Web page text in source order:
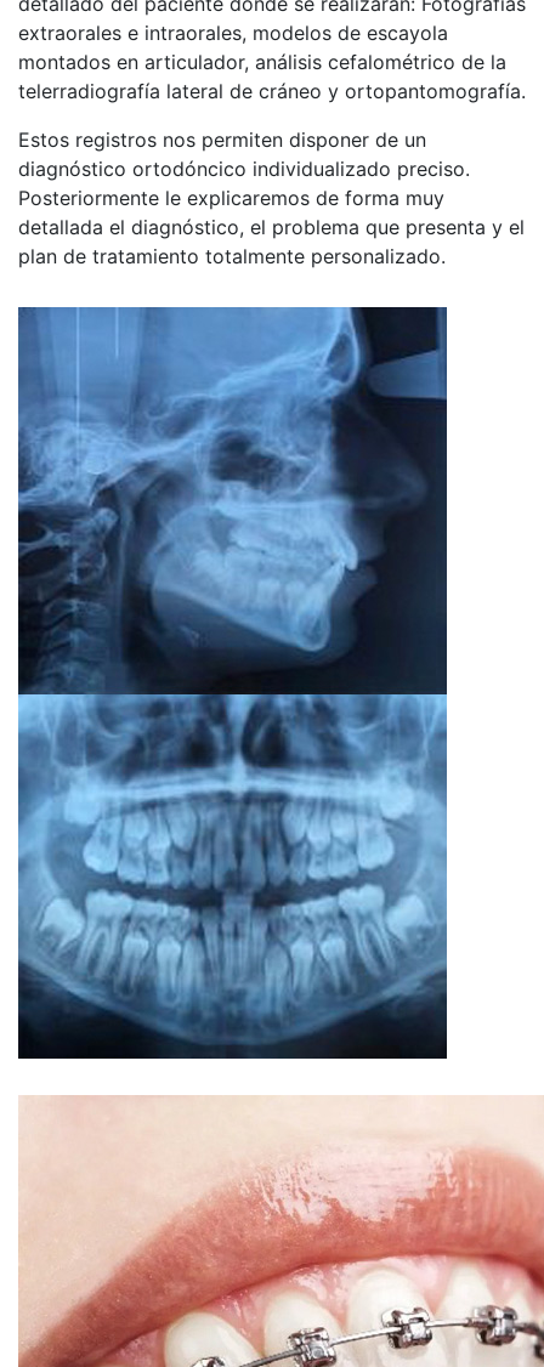
extraorales e intraorales, modelos de escayola
montados en articulador, análisis cefalométrico de la
telerradiografía lateral de cráneo y ortopantomografía.
Estos registros nos permiten disponer de un
diagnóstico ortodóncico individualizado preciso.
Posteriormente le explicaremos de forma muy
detallada el diagnóstico, el problema que presenta y el
plan de tratamiento totalmente personalizado.